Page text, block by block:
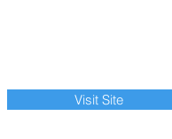
Visit Site